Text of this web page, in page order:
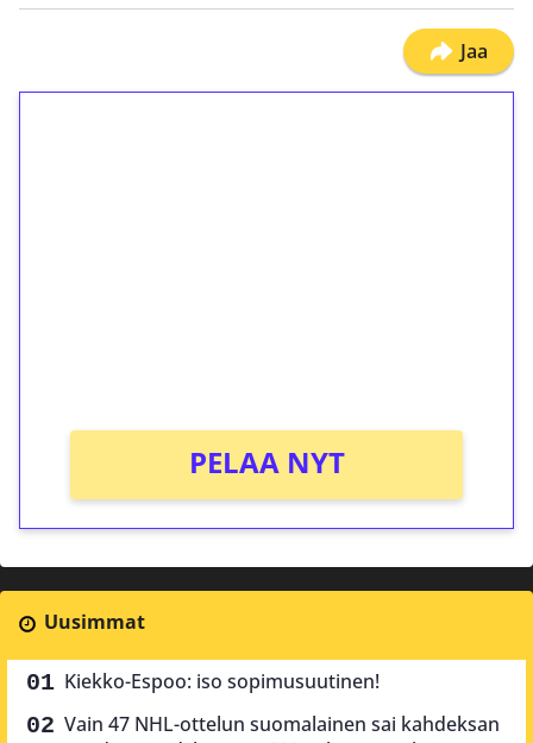
Jaa
PELAA NYT
Uusimmat
Kiekko-Espoo: iso sopimusuutinen!
Vain 47 NHL-ottelun suomalainen sai kahdeksan